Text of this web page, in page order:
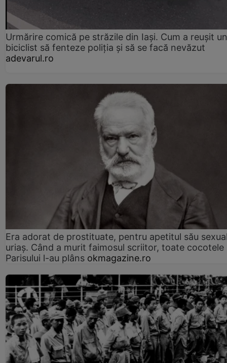
Urmărire comică pe străzile din Iași. Cum a reușit un
biciclist să fenteze poliția și să se facă nevăzut
adevarul.ro
Era adorat de prostituate, pentru apetitul său
uriaș. Când a murit faimosul scriitor, toate cocotele
Parisului l-au plâns okmagazine.ro